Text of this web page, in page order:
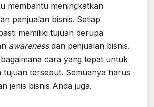
membantu meningkatkan
penjualan bisnis. Setiap
memiliki tujuan berupa
awareness dan penjualan bisnis.
cara yang tepat untuk
tujuan tersebut. Semuanya harus
jenis bisnis Anda juga.